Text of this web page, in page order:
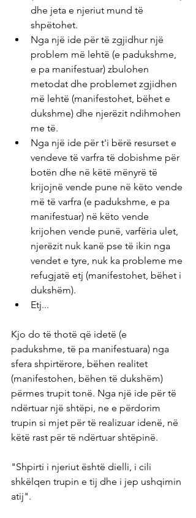
dhe jeta e njeriut mund të
shpëtohet.
Nga një ide për të zgjidhur një
problem më lehtë (e padukshme,
e pa manifestuar) zbulohen
metodat dhe problemet zgjidhen
më lehtë (manifestohet, bëhet e
dukshme) dhe njerëzit ndihmohen
me të.
Nga një ide për t'i bërë resurset e
vendeve të varfra të dobishme për
botën dhe në këtë mënyrë të
krijojnë vende pune në këto vende
më të varfra (e padukshme, e pa
manifestuar) në këto vende
krijohen vende punë, varfëria ulet,
njerëzit nuk kanë pse të ikin nga
vendet e tyre, nuk ka probleme me
refugjatë etj (manifestohet, bëhet i
dukshëm).
Etj...
Kjo do të thotë që idetë (e
padukshme, të pa manifestuara) nga
sfera shpirtërore, bëhen realitet
(manifestohen, bëhen të dukshëm)
përmes trupit tonë. Nga një ide për të
ndërtuar një shtëpi, ne e përdorim
trupin si mjet për të realizuar idenë, në
këtë rast për të ndërtuar shtëpinë.
"Shpirti i njeriut është dielli, i cili
shkëlqen trupin e tij dhe i jep ushqimin
atij".